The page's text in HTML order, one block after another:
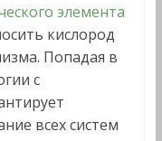
элемента
кислород
Попадая в
с
всех систем